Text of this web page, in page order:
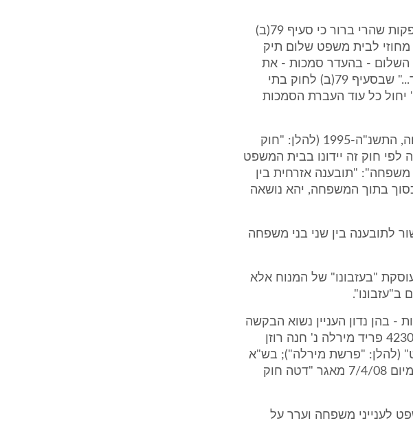
סוגיית הסמכות לבית המשפט המחוזי אינה נקייה מספקות שהרי ברור כי סעיף 79(ב)
לבית משפט שלום תיק
השלום - בהעדר סמכות - את
התיק לבית המשפט המחוזי, הביטוי "... לא יעבירנו עוד..." שבסעיף 79(ב) לחוק בתי
יחול כל עוד העברת הסמכות
זאת ועוד, סעיף 3(א) לחוק בתי המשפט לענייני משפחה, התשנ"ה-1995 (להלן: "חוק
לפי חוק זה יידונו בבית המשפט
"ענייני משפחה": "תובענה אזרחית בין
בתוך המשפחה, יהא נושאה
לתובענה בין שני בני משפחה
"בעזבונו" של המנוח אלא
ב"עזבונו".
- בהן נדון העניין נשוא הבקשה
שבפני בבית המשפט המחוזי (למשל: בש"א (י-ם) 4230/06 פריד מירלה נ' חנה רוזן
חוק ומשפט" (להלן: "פרשת מירלה"); בש"א
(חי') 6082/08 יחזקאל פרקש נ' פלונית ואח', החלטה מיום 7/4/08 מאגר "דטה חוק
לענייני משפחה וערר על